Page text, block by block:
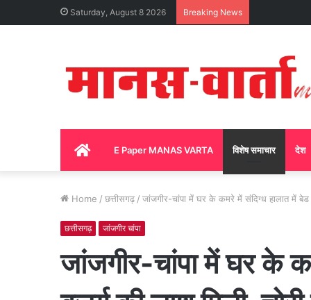
Saturday, August 8 2026 Breaking News
HomeE Paper MANAS VARTA विशेष समाचार देश
Home / छत्तीसगढ़ / जांजगीर-चांपा में घर के कमरे में संदिग्ध हालात में
छत्तीसगढ़ जांजगीर चांपा
जांजगीर-चांपा में घर के